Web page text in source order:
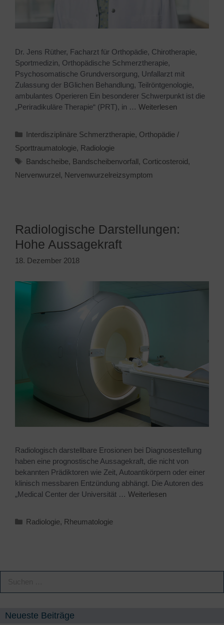
Dr. Jens Rüther, Facharzt für Orthopädie, Chirotherapie,
Sportmedizin, Orthopädische Schmerztherapie,
Psychosomatische Grundversorgung, Unfallarzt mit
Zulassung der BGlichen Behandlung, Teilröntgenologie,
ambulantes Operieren Ein besonderer Schwerpunkt ist die
„Periradikuläre Therapie“ (PRT), in … Weiterlesen
Interdisziplinäre Schmerztherapie, Orthopädie /
Sporttraumatologie, Radiologie
Bandscheibe, Bandscheibenvorfall, Corticosteroid,
Nervenwurzel, Nervenwurzelreizsymptom
Radiologische Darstellungen:
Hohe Aussagekraft
18. Dezember 2018
Radiologisch darstellbare Erosionen bei Diagnosestellung
haben eine prognostische Aussagekraft, die nicht von
bekannten Prädiktoren wie Zeit, Autoantikörpern oder einer
klinisch messbaren Entzündung abhängt. Die Autoren des
„Medical Center der Universität … Weiterlesen
Radiologie, Rheumatologie
Neueste Beiträge